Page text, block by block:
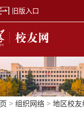
旧版入口
> 组织网络> 地区校友